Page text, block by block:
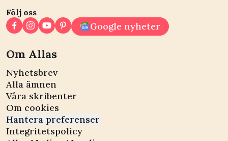
Följ oss
Google nyheter
Om Allas
Nyhetsbrev
Alla ämnen
Våra skribenter
Om cookies
Hantera preferenser
Integritetspolicy